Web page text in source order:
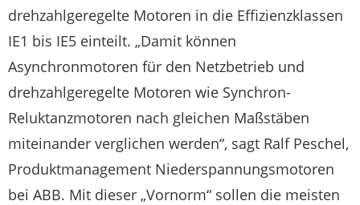
drehzahlgeregelte Motoren in die Effizienzklassen
IE1 bis IE5 einteilt. „Damit können
Asynchronmotoren für den Netzbetrieb und
drehzahlgeregelte Motoren wie Synchron-
Reluktanzmotoren nach gleichen Maßstäben
miteinander verglichen werden“, sagt Ralf Peschel,
Produktmanagement Niederspannungsmotoren
bei ABB. Mit dieser „Vornorm“ sollen die meisten